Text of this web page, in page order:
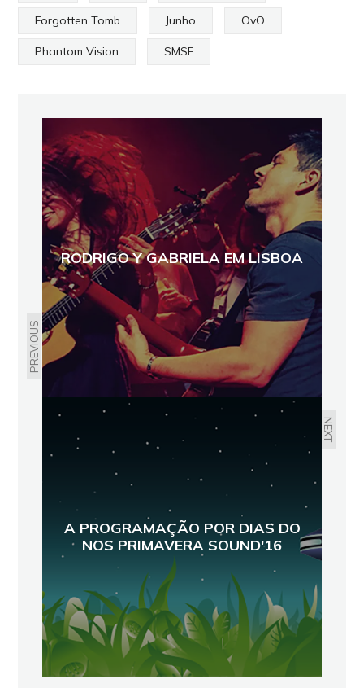
Forgotten Tomb Junho OvO
Phantom Vision SMSF
PREVIOUS
RODRIGO Y GABRIELA EM LISBOA
NEXT
A PROGRAMAÇÃO POR DIAS DO
NOS PRIMAVERA SOUND'16